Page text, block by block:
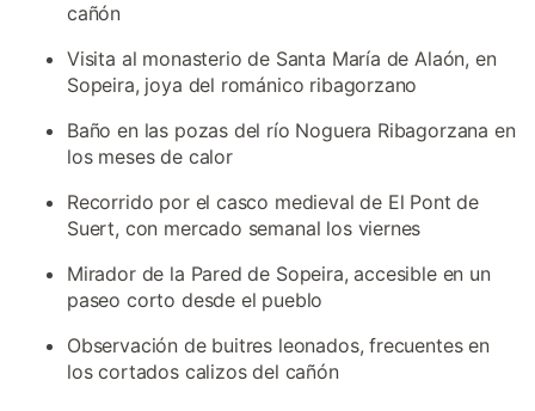
cañón
Visita al monasterio de Santa María de Alaón, en
Sopeira, joya del románico ribagorzano
Baño en las pozas del río Noguera Ribagorzana en
los meses de calor
Recorrido por el casco medieval de El Pont de
Suert, con mercado semanal los viernes
Mirador de la Pared de Sopeira, accesible en un
paseo corto desde el pueblo
Observación de buitres leonados, frecuentes en
los cortados calizos del cañón